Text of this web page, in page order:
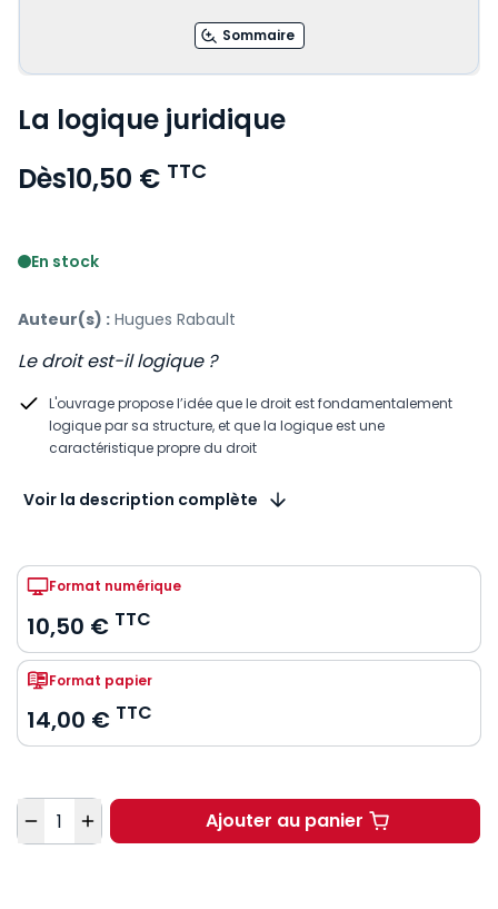
Sommaire
La logique juridique
Dès10,50 € TTC
En stock
Auteur(s) : Hugues Rabault
Le droit est-il logique ?
L'ouvrage propose l’idée que le droit est fondamentalement
logique par sa structure, et que la logique est une
caractéristique propre du droit
Voir la description complète
Format numérique
10,50 € TTC
Format papier
14,00 € TTC
Quantité Ajouter au panierLa logique juridique à